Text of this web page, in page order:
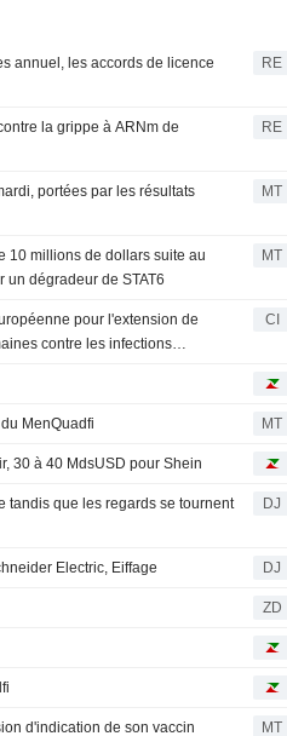
annuel, les accords de licence
RE
la grippe à ARNm de
RE
portées par les résultats
MT
10 millions de dollars suite au
dégradeur de STAT6
MT
pour l'extension de
contre les infections
CI
MenQuadfi MT
30 à 40 MdsUSD pour Shein
tandis que les regards se tournent
DJ
Electric, Eiffage DJ
ZD
d'indication de son vaccin MT